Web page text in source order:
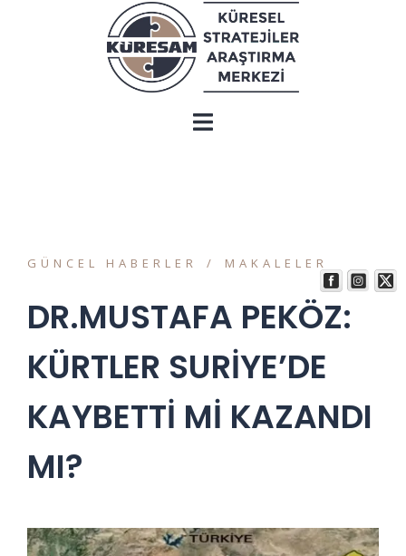
GÜNCEL HABERLER MAKALELER
DR.MUSTAFA PEKÖZ:
KÜRTLER SURİYE’DE
KAYBETTİ Mİ KAZANDI
MI?